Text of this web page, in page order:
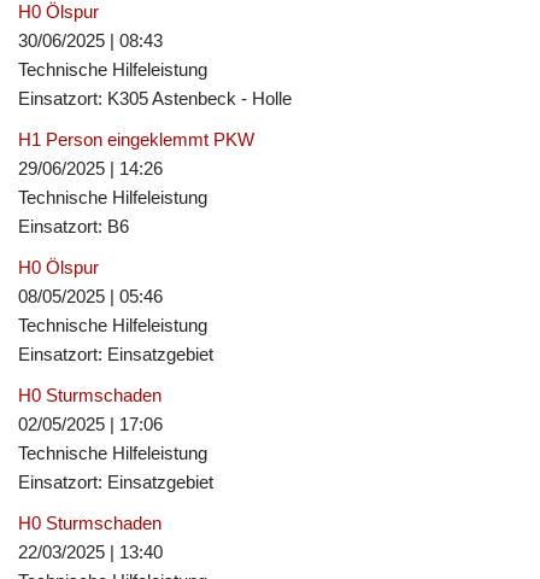
H0 Ölspur
30/06/2025 | 08:43
Technische Hilfeleistung
Einsatzort: K305 Astenbeck - Holle
H1 Person eingeklemmt PKW
29/06/2025 | 14:26
Technische Hilfeleistung
Einsatzort: B6
H0 Ölspur
08/05/2025 | 05:46
Technische Hilfeleistung
Einsatzort: Einsatzgebiet
H0 Sturmschaden
02/05/2025 | 17:06
Technische Hilfeleistung
Einsatzort: Einsatzgebiet
H0 Sturmschaden
22/03/2025 | 13:40